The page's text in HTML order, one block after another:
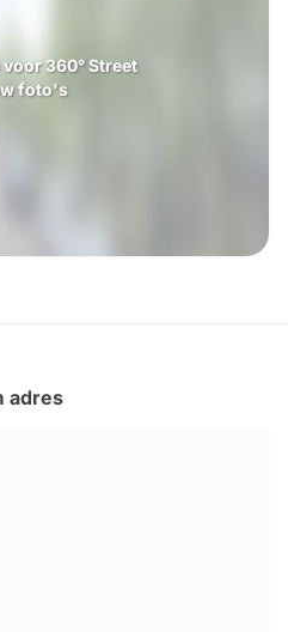
360° Street
foto's
adres